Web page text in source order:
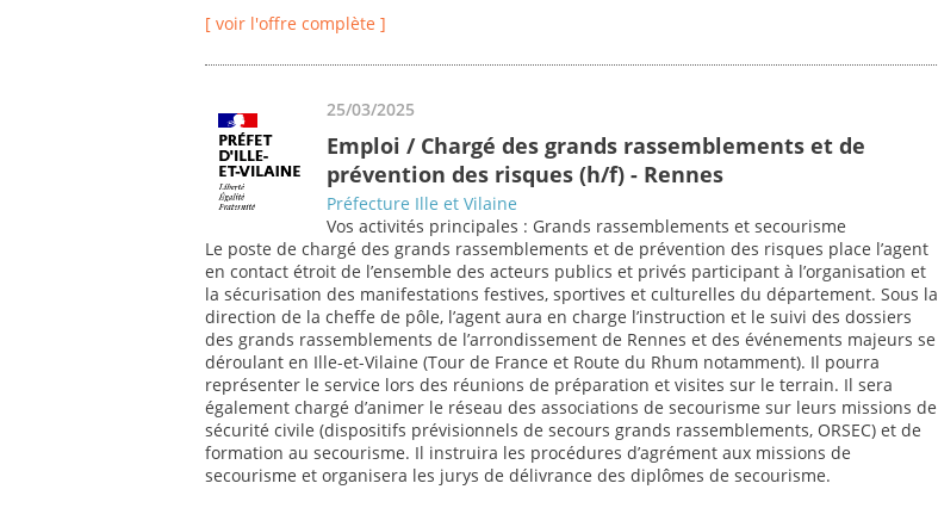
[ voir l'offre complète ]
25/03/2025
Emploi / Chargé des grands rassemblements et de
prévention des risques (h/f) - Rennes
Préfecture Ille et Vilaine
Vos activités principales : Grands rassemblements et secourisme
Le poste de chargé des grands rassemblements et de prévention des risques place l’agent
en contact étroit de l’ensemble des acteurs publics et privés participant à l’organisation et
la sécurisation des manifestations festives, sportives et culturelles du département. Sous la
direction de la cheffe de pôle, l’agent aura en charge l’instruction et le suivi des dossiers
des grands rassemblements de l’arrondissement de Rennes et des événements majeurs se
déroulant en Ille-et-Vilaine (Tour de France et Route du Rhum notamment). Il pourra
représenter le service lors des réunions de préparation et visites sur le terrain. Il sera
également chargé d’animer le réseau des associations de secourisme sur leurs missions de
sécurité civile (dispositifs prévisionnels de secours grands rassemblements, ORSEC) et de
formation au secourisme. Il instruira les procédures d’agrément aux missions de
secourisme et organisera les jurys de délivrance des diplômes de secourisme.